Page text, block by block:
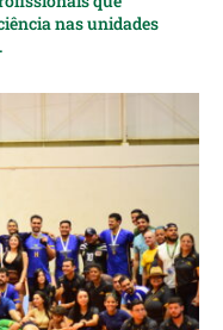
nas unidades